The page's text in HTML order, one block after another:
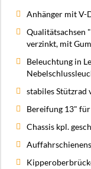
Anhänger mit V-
Qualitätsachsen
verzinkt, mit
Beleuchtung in
stabiles
Bereifung 13"
Chassis kpl.